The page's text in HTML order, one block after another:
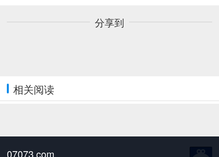
分享到
相关阅读
07073.com